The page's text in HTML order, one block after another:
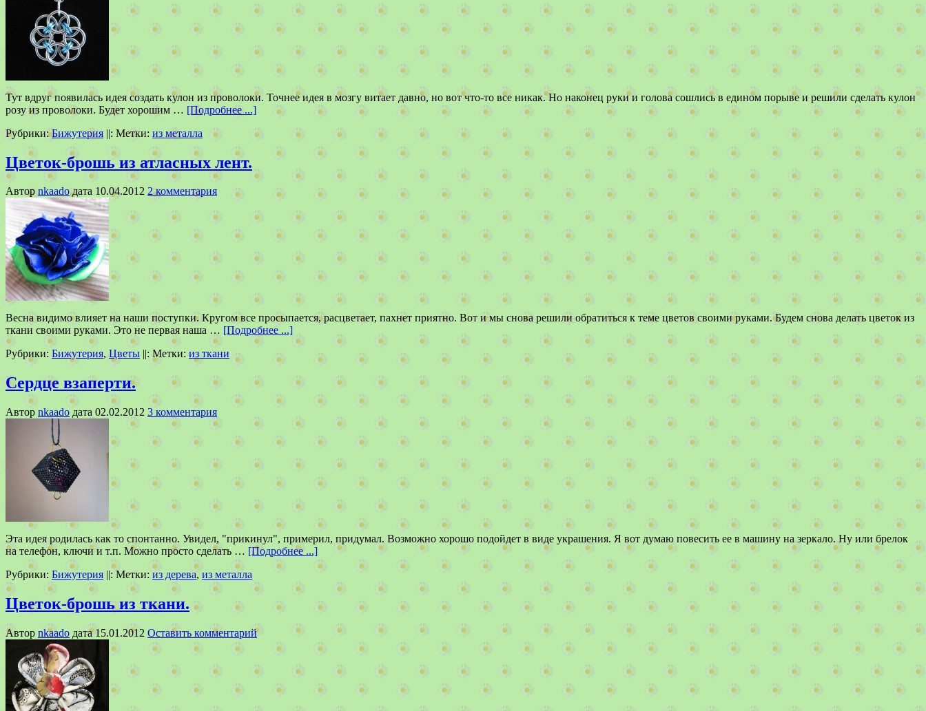
Тут вдруг появилась идея создать кулон из проволоки. Точнее идея в мозгу витает давно, но вот что-то все никак. Но наконец руки и голова сошлись в едином порыве и решили сделать кулон
розу из проволоки. Будет хорошим … [Подробнее ...]
Рубрики:Бижутерия ||: Метки: из металла
Цветок-брошь из атласных лент.
Автор nkaadoдата 10.04.2012 2 комментария
Весна видимо влияет на наши поступки. Кругом все просыпается, расцветает, пахнет приятно. Вот и мы снова решили обратиться к теме цветов своими руками. Будем снова делать цветок из
ткани своими руками. Это не первая наша … [Подробнее ...]
Рубрики: Бижутерия, Цветы ||: Метки: из ткани
Сердце взаперти.
Автор nkaado дата 02.02.2012 3 комментария
Эта идея родилась как то спонтанно. Увидел, "прикинул", примерил, придумал. Возможно хорошо подойдет в виде украшения. Я вот думаю повесить ее в машину на зеркало. Ну или брелок
на телефон, ключи и т.п. Можно просто сделать … [Подробнее ...]
Рубрики: Бижутерия ||: Метки: из дерева, из металла
Цветок-брошь из ткани.
Автор nkaado дата15.01.2012 Оставить комментарий